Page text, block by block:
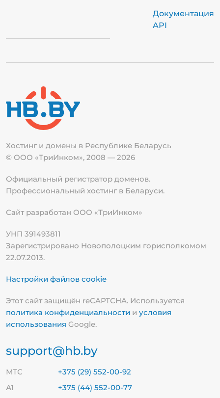
Документация
API
Хостинг и домены в Республике Беларусь
© ООО «ТриИнком», 2008 — 2026
Официальный регистратор доменов.
Профессиональный хостинг в Беларуси.
Сайт разработан ООО «ТриИнком»
УНП 391493811
Зарегистрировано Новополоцким горисполкомом
22.07.2013.
Настройки файлов cookie
Этот сайт защищён reCAPTCHA. Используется
политика конфиденциальности и условия
использования Google.
support@hb.by
МТС
+375 (29) 552-00-92
А1
+375 (44) 552-00-77